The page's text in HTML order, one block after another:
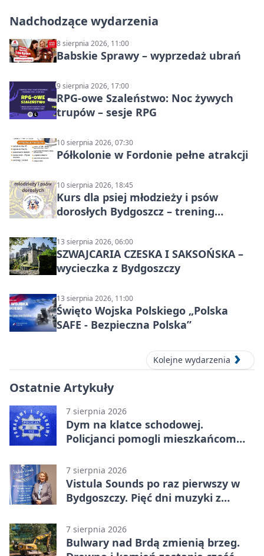
Nadchodzące wydarzenia
8 sierpnia 2026, 11:00
Babskie Sprawy – wyprzedaż ubrań
9 sierpnia 2026, 17:00
RPG-owe Szaleństwo: Noc żywych
trupów – sesje RPG
10 sierpnia 2026, 07:30
Półkolonie w Fordonie pełne atrakcji
10 sierpnia 2026, 18:45
Kurs dla psiej młodzieży i psów
dorosłych Bydgoszcz – trening
13 sierpnia 2026, 06:00
SZWAJCARIA CZESKA I SAKSOŃSKA –
wycieczka z Bydgoszczy
13 sierpnia 2026, 11:00
Święto Wojska Polskiego „Polska
SAFE - Bezpieczna Polska”
Kolejne wydarzenia
Ostatnie Artykuły
7 sierpnia 2026
Dym na klatce schodowej.
Policjanci pomogli mieszkańcom
7 sierpnia 2026
Vistula Sounds po raz pierwszy w
Bydgoszczy. Pięć dni muzyki z
7 sierpnia 2026
Bulwary nad Brdą zmienią brzeg.